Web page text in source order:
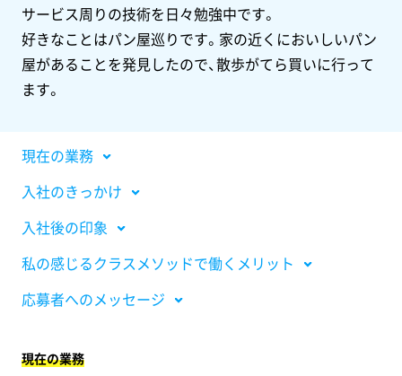
サービス周りの技術を日々勉強中です。
好きなことはパン屋巡りです。家の近くにおいしいパン
屋があることを発見したので、散歩がてら買いに行って
ます。
現在の業務
入社のきっかけ
入社後の印象
私の感じるクラスメソッドで働くメリット
応募者へのメッセージ
現在の業務